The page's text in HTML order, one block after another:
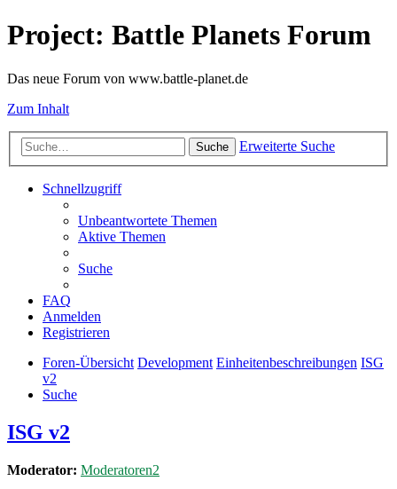
Project: Battle Planets Forum
Das neue Forum von www.battle-planet.de
Zum Inhalt
Suche Erweiterte Suche
Schnellzugriff
Unbeantwortete Themen
Aktive Themen
Suche
FAQ
Anmelden
Registrieren
Foren-Übersicht Development Einheitenbeschreibungen ISG
v2
Suche
ISG v2
Moderator: Moderatoren2